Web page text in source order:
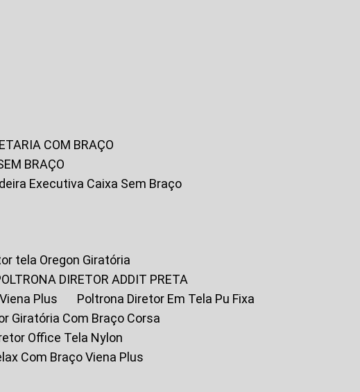
COM BRAÇO
BRAÇO
Executiva Caixa Sem Braço
tela Oregon Giratória
POLTRONA DIRETOR ADDIT PRETA
Plus
Poltrona Diretor Em Tela Pu Fixa
Giratória Com Braço Corsa
Office Tela Nylon
Com Braço Viena Plus